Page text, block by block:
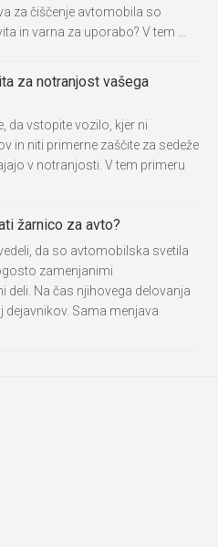
za čiščenje avtomobila so
in varna za uporabo? V tem …
za notranjost vašega
da vstopite vozilo, kjer ni
in niti primerne zaščite za sedeže
v notranjosti. V tem primeru
žarnico za avto?
da so avtomobilska svetila
zamenjanimi
deli. Na čas njihovega delovanja
dejavnikov. Sama menjava